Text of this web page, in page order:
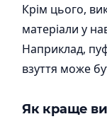
Крім цього,
матеріали у
Наприклад,
взуття може
Як краще